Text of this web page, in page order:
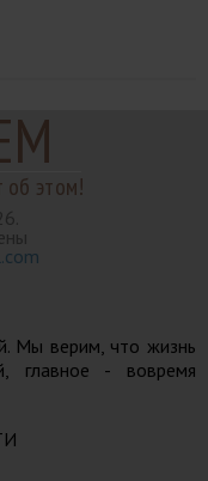
об этом!
Мы верим, что жизнь
главное - вовремя